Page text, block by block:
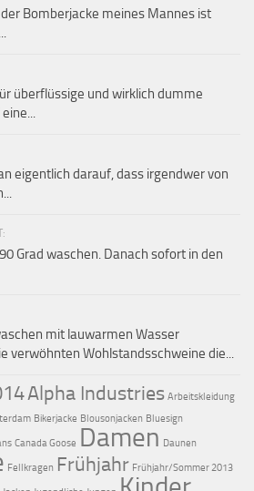
der Bomberjacke meines Mannes ist
überflüssige und wirklich dumme
eigentlich darauf, dass irgendwer von
Grad waschen. Danach sofort in den
mit lauwarmen Wasser
verwöhnten Wohlstandsschweine die...
Alpha Industries Arbeitskleidung
Bikerjacke Blousonjacken Bluesign
Canada Goose Damen Daunen
Fellkragen Frühjahr Frühjahr/Sommer 2013